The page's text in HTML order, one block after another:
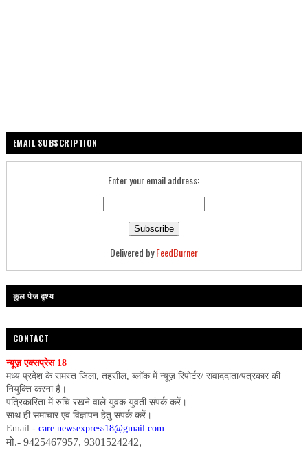
EMAIL SUBSCRIPTION
Enter your email address:
Delivered byFeedBurner
कुल पेज दृश्य
CONTACT
न्यूज़ एक्सप्रेस 18
मध्य प्रदेश के समस्त जिला, तहसील, ब्लॉक में न्यूज़ रिपोर्टर/ संवाददाता/पत्रकार की
नियुक्ति करना है।
पत्रिकारिता में रुचि रखने वाले युवक युवती संपर्क करें।
साथ ही समाचार एवं विज्ञापन हेतु संपर्क करें।
Email - care.newsexpress18@gmail.com
मो.- 9425467957, 9301524242,